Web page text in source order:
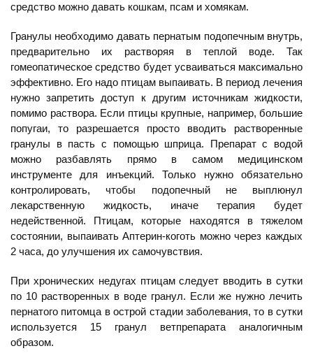
средство можно давать кошкам, псам и хомякам.
Гранулы необходимо давать пернатым подопечным внутрь,
предварительно их растворяя в теплой воде. Так
гомеопатическое средство будет усваиваться максимально
эффективно. Его надо птицам выпаивать. В период лечения
нужно запретить доступ к другим источникам жидкости,
помимо раствора. Если птицы крупные, например, большие
попугаи, то разрешается просто вводить растворенные
гранулы в пасть с помощью шприца. Препарат с водой
можно разбавлять прямо в самом медицинском
инструменте для инъекций. Только нужно обязательно
контролировать, чтобы подопечный не выплюнул
лекарственную жидкость, иначе терапия будет
недейственной. Птицам, которые находятся в тяжелом
состоянии, выпаивать Аптерин-коготь можно через каждых
2 часа, до улучшения их самочувствия.
При хронических недугах птицам следует вводить в сутки
по 10 растворенных в воде гранул. Если же нужно лечить
пернатого питомца в острой стадии заболевания, то в сутки
используется 15 гранул ветпрепарата аналогичным
образом.